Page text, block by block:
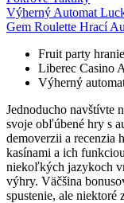
Výherný Automat
Gem Roulette Hrací
Fruit party
Liberec Casino
Výherný
Jednoducho navštívte
svoje obľúbené hry s
demoverzii a recenzia
kasínami a ich
niekoľkých jazykoch
výhry. Väčšina
spustenie, ale niektoré